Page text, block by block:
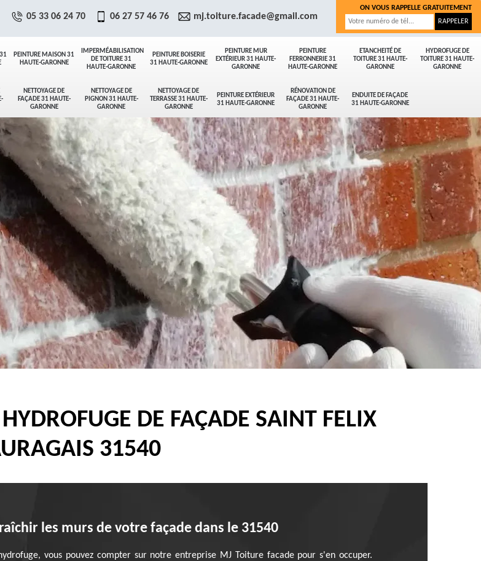
PEINTURE MAISON 31
HAUTE-GARONNE
IMPERMÉABILISATION
DE TOITURE 31
HAUTE-GARONNE
PEINTURE BOISERIE
31 HAUTE-GARONNE
PEINTURE MUR
EXTÉRIEUR 31 HAUTE-
GARONNE
PEINTURE
FERRONNERIE 31
HAUTE-GARONNE
ETANCHEITÉ DE
TOITURE 31 HAUTE-
GARONNE
HYDROFUGE DE
TOITURE 31 HAUTE-
GARONNE
NETTOYAGE DE
FAÇADE 31 HAUTE-
GARONNE
NETTOYAGE DE
PIGNON 31 HAUTE-
GARONNE
NETTOYAGE DE
TERRASSE 31 HAUTE-
GARONNE
PEINTURE EXTÉRIEUR
31 HAUTE-GARONNE
RÉNOVATION DE
FAÇADE 31 HAUTE-
GARONNE
ENDUITE DE FAÇADE
31 HAUTE-GARONNE
05 33 06 24 70 06 27 57 46 76 mj.toiture.facade@gmail.com
ON VOUS RAPPELLE GRATUITEMENT
DE FAÇADE SAINT FELIX
31540
les murs de votre façade dans le 31540
vous pouvez compter sur notre entreprise MJ Toiture facade pour s'en occuper.